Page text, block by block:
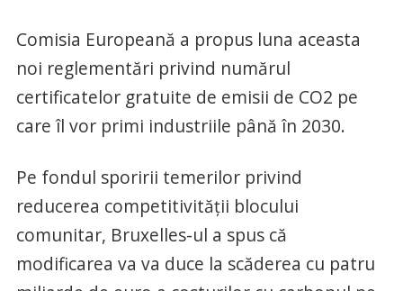
Comisia Europeană a propus luna aceasta
noi reglementări privind numărul
certificatelor gratuite de emisii de CO2 pe
care îl vor primi industriile până în 2030.
Pe fondul sporirii temerilor privind
reducerea competitivităţii blocului
comunitar, Bruxelles-ul a spus că
modificarea va va duce la scăderea cu patru